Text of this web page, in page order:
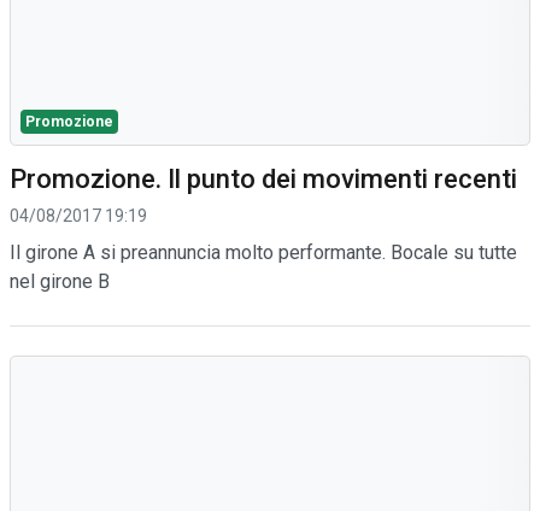
Promozione
Promozione. Il punto dei movimenti recenti
04/08/2017 19:19
Il girone A si preannuncia molto performante. Bocale su tutte
nel girone B